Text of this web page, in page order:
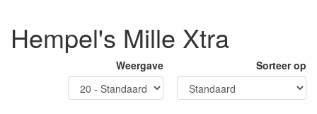
Hempel's Mille Xtra
Weergave Sorteer op